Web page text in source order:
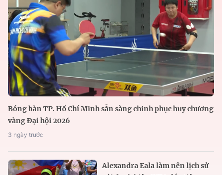
Bóng bàn TP. Hồ Chí Minh sẵn sàng chinh phục huy chương
vàng Đại hội 2026
3 ngày trước
Alexandra Eala làm nên lịch sử